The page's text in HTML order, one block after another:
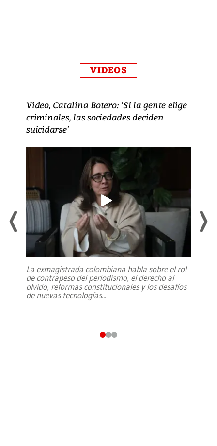
VIDEOS
Video, Catalina Botero: ‘Si la gente elige
criminales, las sociedades deciden
suicidarse’
La exmagistrada colombiana habla sobre el rol
de contrapeso del periodismo, el derecho al
olvido, reformas constitucionales y los desafíos
de nuevas tecnologías...